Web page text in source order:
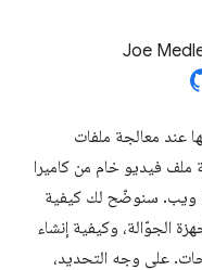
Joe
معالجة ملفات
فيديو خام من كاميرا
سنوضّح لك كيفية
وكيفية إنشاء
وجه التحديد،